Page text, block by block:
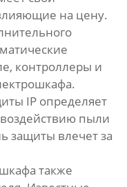
на цену.
контроллеры и
.
IP определяет
пыли
защиты влечет за
также